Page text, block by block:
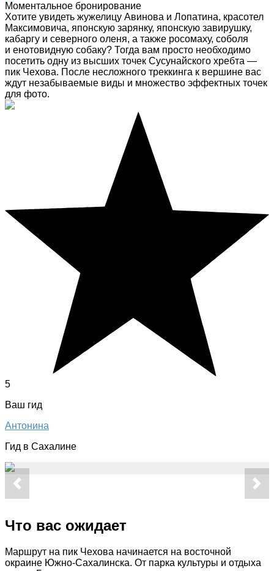
Моментальное бронирование
Хотите увидеть жужелицу Авинова и Лопатина, красотел
Максимовича, японскую зарянку, японскую завирушку,
кабаргу и северного оленя, а также росомаху, соболя
и енотовидную собаку? Тогда вам просто необходимо
посетить одну из высших точек Сусунайского хребта —
пик Чехова. После несложного треккинга к вершине вас
ждут незабываемые виды и множество эффектных точек
для фото.
5
Ваш гид
Антонина
Гид в Сахалине
Что вас ожидает
Маршрут на пик Чехова начинается на восточной
окраине Южно-Сахалинска. От парка культуры и отдыха